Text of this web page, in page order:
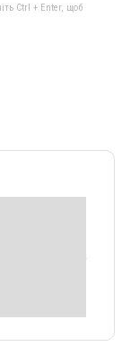
Ctrl + Enter, щоб